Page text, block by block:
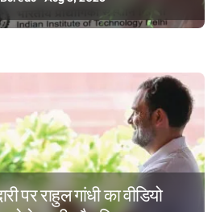
पर राहुल गांधी का वीडियो